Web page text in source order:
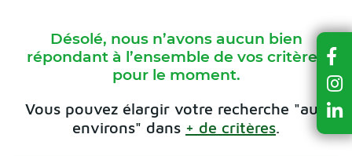
Désolé, nous n’avons aucun bien
répondant à l’ensemble de vos critères
pour le moment.
Vous pouvez élargir votre recherche "aux
environs" dans + de critères.